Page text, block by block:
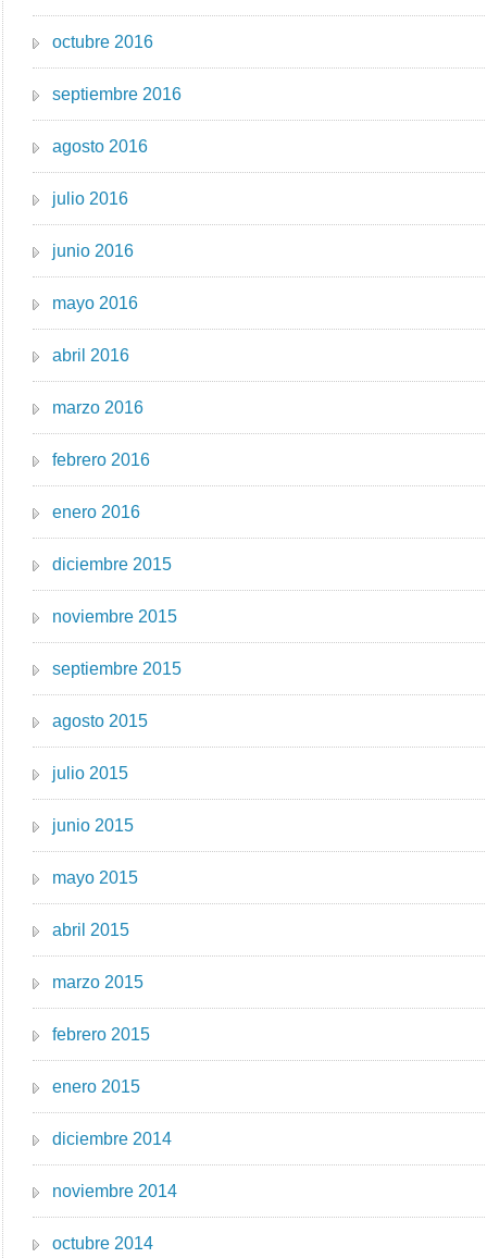
octubre 2016
septiembre 2016
agosto 2016
julio 2016
junio 2016
mayo 2016
abril 2016
marzo 2016
febrero 2016
enero 2016
diciembre 2015
noviembre 2015
septiembre 2015
agosto 2015
julio 2015
junio 2015
mayo 2015
abril 2015
marzo 2015
febrero 2015
enero 2015
diciembre 2014
noviembre 2014
octubre 2014